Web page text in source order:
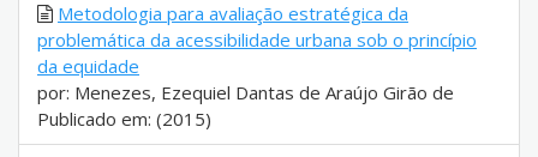
Metodologia para avaliação estratégica da
problemática da acessibilidade urbana sob o princípio
da equidade
por: Menezes, Ezequiel Dantas de Araújo Girão de
Publicado em: (2015)